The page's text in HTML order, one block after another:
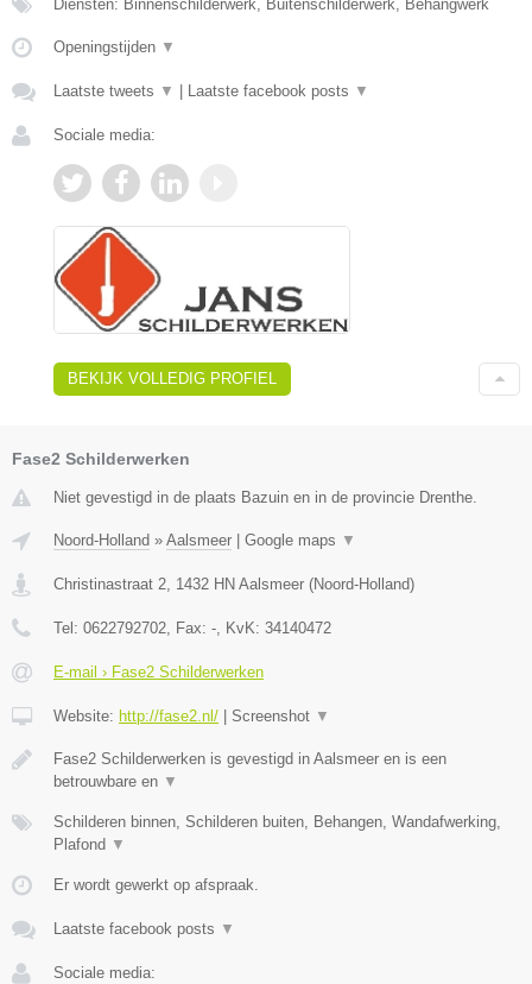
Diensten: Binnenschilderwerk, Buitenschilderwerk, Behangwerk
Openingstijden ▼
Laatste tweets ▼ | Laatste facebook posts ▼
Sociale media:
BEKIJK VOLLEDIG PROFIEL
Fase2 Schilderwerken
Niet gevestigd in de plaats Bazuin en in de provincie Drenthe.
Noord-Holland » Aalsmeer Google maps ▼
Christinastraat 2 1432 HN Aalsmeer (Noord-Holland)
Tel: 0622792702 , Fax: - , KvK: 34140472
E-mail › Fase2 Schilderwerken
Website: http://fase2.nl/ Screenshot ▼
Fase2 Schilderwerken is gevestigd in Aalsmeer en is een
betrouwbare en ▼
Schilderen binnen, Schilderen buiten, Behangen, Wandafwerking,
Plafond ▼
Er wordt gewerkt op afspraak.
Laatste facebook posts ▼
Sociale media: